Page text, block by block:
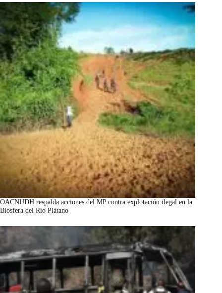
OACNUDH respalda acciones del MP contra explotación ilegal en la
Biosfera del Río Plátano